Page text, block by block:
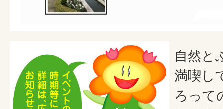
自然と
満喫し
ろって